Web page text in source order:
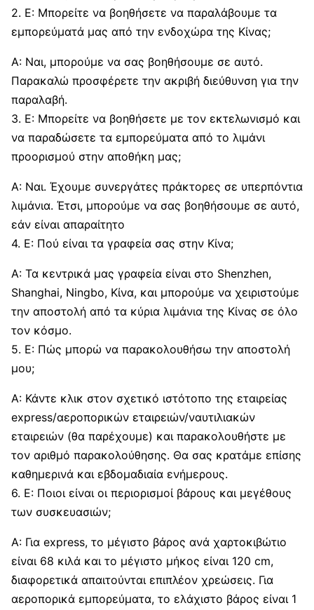
2. Ε: Μπορείτε να βοηθήσετε να παραλάβουμε τα
εμπορεύματά μας από την ενδοχώρα της Κίνας;
Α: Ναι, μπορούμε να σας βοηθήσουμε σε αυτό.
Παρακαλώ προσφέρετε την ακριβή διεύθυνση για την
παραλαβή.
3. Ε: Μπορείτε να βοηθήσετε με τον εκτελωνισμό και
να παραδώσετε τα εμπορεύματα από το λιμάνι
προορισμού στην αποθήκη μας;
Α: Ναι. Έχουμε συνεργάτες πράκτορες σε υπερπόντια
λιμάνια. Έτσι, μπορούμε να σας βοηθήσουμε σε αυτό,
εάν είναι απαραίτητο
4. Ε: Πού είναι τα γραφεία σας στην Κίνα;
Α: Τα κεντρικά μας γραφεία είναι στο Shenzhen,
Shanghai, Ningbo, Κίνα, και μπορούμε να χειριστούμε
την αποστολή από τα κύρια λιμάνια της Κίνας σε όλο
τον κόσμο.
5. Ε: Πώς μπορώ να παρακολουθήσω την αποστολή
μου;
Α: Κάντε κλικ στον σχετικό ιστότοπο της εταιρείας
express/αεροπορικών εταιρειών/ναυτιλιακών
εταιρειών (θα παρέχουμε) και παρακολουθήστε με
τον αριθμό παρακολούθησης. Θα σας κρατάμε επίσης
καθημερινά και εβδομαδιαία ενήμερους.
6. Ε: Ποιοι είναι οι περιορισμοί βάρους και μεγέθους
των συσκευασιών;
Α: Για express, το μέγιστο βάρος ανά χαρτοκιβώτιο
είναι 68 κιλά και το μέγιστο μήκος είναι 120 cm,
διαφορετικά απαιτούνται επιπλέον χρεώσεις. Για
αεροπορικά εμπορεύματα, το ελάχιστο βάρος είναι 1